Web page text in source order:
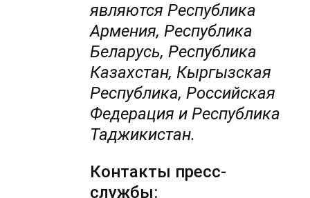
являются Республика
Армения, Республика
Беларусь, Республика
Казахстан, Кыргызская
Республика, Российская
Федерация и Республика
Таджикистан.
Контакты пресс-
службы: